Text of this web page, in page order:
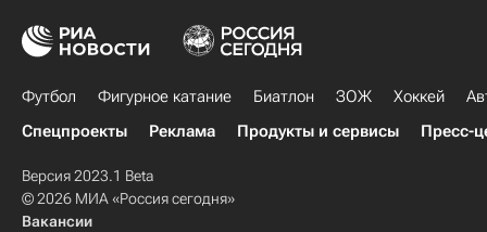
Футбол Фигурное катание Биатлон ЗОЖ Хоккей
Спецпроекты
Реклама Продукты и сервисы Пресс-
Версия 2023.1 Beta
© 2026 МИА «Россия сегодня»
Вакансии